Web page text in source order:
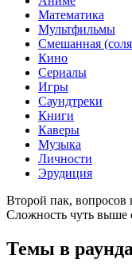
Математика
Мультфильмы
Смешанная
Кино
Сериалы
Игры
Саундтреки
Книги
Каверы
Музыка
Личности
Эрудиция
Второй пак,
Сложность чуть выше
Темы в